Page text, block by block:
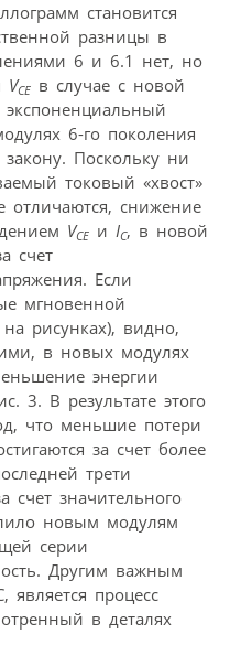
становится
разницы в
6 и 6.1 нет, но
VCE в случае с новой
6-го поколения
Поскольку ни
токовый «хвост»
отличаются, снижение
VCE и IC, в новой
счет
Если
мгновенной
рисунках), видно,
в новых модулях
энергии
3. В результате этого
что меньшие потери
за счет более
трети
счет значительного
новым модулям
серии
Другим важным
процесс
в деталях